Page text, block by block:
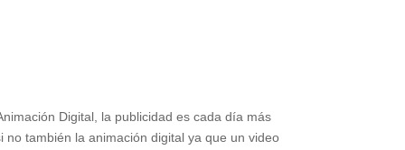
Digital, la publicidad es cada día más
también la animación digital ya que un video